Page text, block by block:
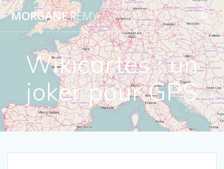
Passer
au
contenu
MORGANEREMY
Wikicartes : un
joker pour GPS